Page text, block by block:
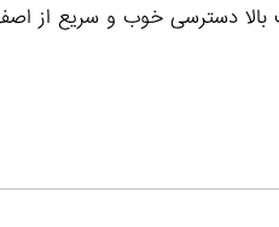
بالا دسترسی خوب و سریع از